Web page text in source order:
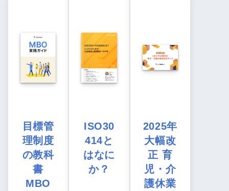
目標管
理制度
の教科
書
MBO
ISO30
414と
はなに
か？
2025年
大幅改
正 育
児・介
護休業